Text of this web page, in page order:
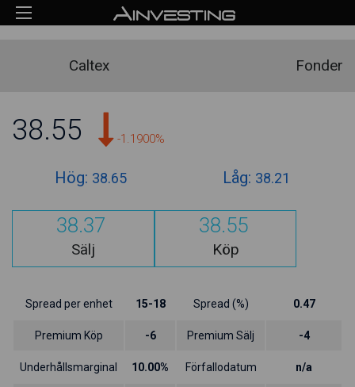
Caltex Fonder
38.55 -1.1900%
Hög: 38.65 Låg: 38.21
38.37
Sälj
38.55
Köp
Spread per enhet 15-18 Spread (%) 0.47
Premium Köp -6 Premium Sälj -4
Underhållsmarginal 10.00% Förfallodatum n/a